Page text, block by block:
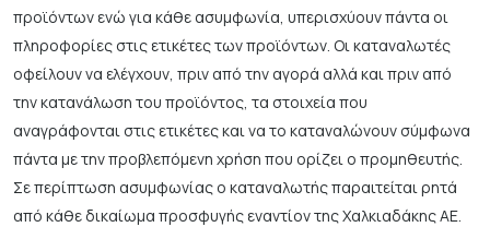
προϊόντων ενώ για κάθε ασυμφωνία, υπερισχύουν πάντα οι
πληροφορίες στις ετικέτες των προϊόντων. Οι καταναλωτές
οφείλουν να ελέγχουν, πριν από την αγορά αλλά και πριν από
την κατανάλωση του προϊόντος, τα στοιχεία που
αναγράφονται στις ετικέτες και να το καταναλώνουν σύμφωνα
πάντα με την προβλεπόμενη χρήση που ορίζει ο προμηθευτής.
Σε περίπτωση ασυμφωνίας ο καταναλωτής παραιτείται ρητά
από κάθε δικαίωμα προσφυγής εναντίον της Χαλκιαδάκης ΑΕ.